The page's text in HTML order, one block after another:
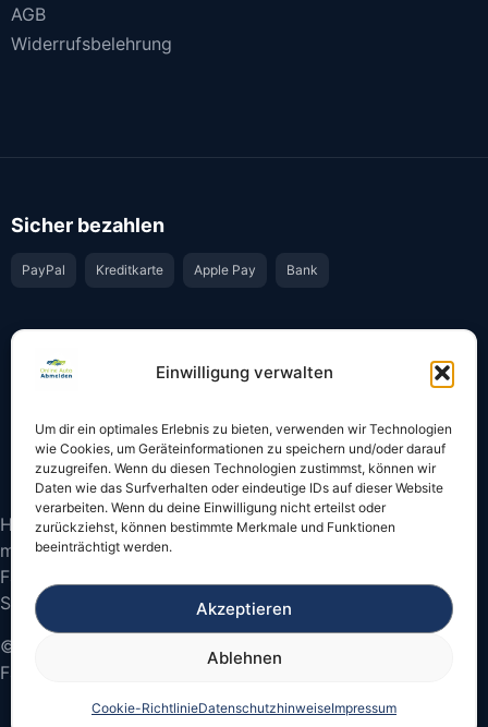
Einwilligung verwalten
Um dir ein optimales Erlebnis zu bieten, verwenden wir Technologien
wie Cookies, um Geräteinformationen zu speichern und/oder darauf
zuzugreifen. Wenn du diesen Technologien zustimmst, können wir
Daten wie das Surfverhalten oder eindeutige IDs auf dieser Website
verarbeiten. Wenn du deine Einwilligung nicht erteilst oder
zurückziehst, können bestimmte Merkmale und Funktionen
beeinträchtigt werden.
Akzeptieren
Ablehnen
Cookie-RichtlinieDatenschutzhinweiseImpressum
AGB
Widerrufsbelehrung
Sicher bezahlen
PayPal Kreditkarte Apple Pay Bank
Bestätigung per E-Mail Support per WhatsApp
Hinweis: Die Online-Abmeldung ist nicht in allen Fällen
möglich. Bitte prüfen Sie vor dem Start, ob
Fahrzeugschein und Kennzeichen onlinefähige
Sicherheitscodes besitzen.
© 2026 Online Auto Abmelden – Bundesweite
Fahrzeugabmeldung